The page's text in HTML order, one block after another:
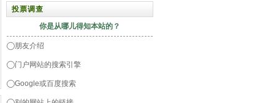
投票调查
你是从哪儿得知本站的？
朋友介绍
门户网站的搜索引擎
Google或百度搜索